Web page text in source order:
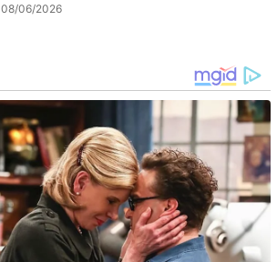
08/06/2026